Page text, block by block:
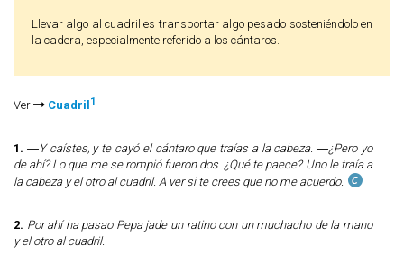
Llevar algo al cuadril es transportar algo pesado sosteniéndolo en
la cadera, especialmente referido a los cántaros.
Ver Cuadril 1
1. ―Y caístes, y te cayó el cántaro que traías a la cabeza. ―¿Pero yo
de ahí? Lo que me se rompió fueron dos. ¿Qué te paece? Uno le traía a
la cabeza y el otro al cuadril. A ver si te crees que no me acuerdo.
2. Por ahí ha pasao Pepa jade un ratino con un muchacho de la mano
y el otro al cuadril.